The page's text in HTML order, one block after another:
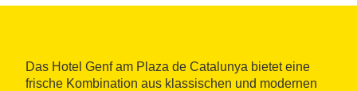
Das Hotel Genf am Plaza de Catalunya bietet eine
frische Kombination aus klassischen und modernen